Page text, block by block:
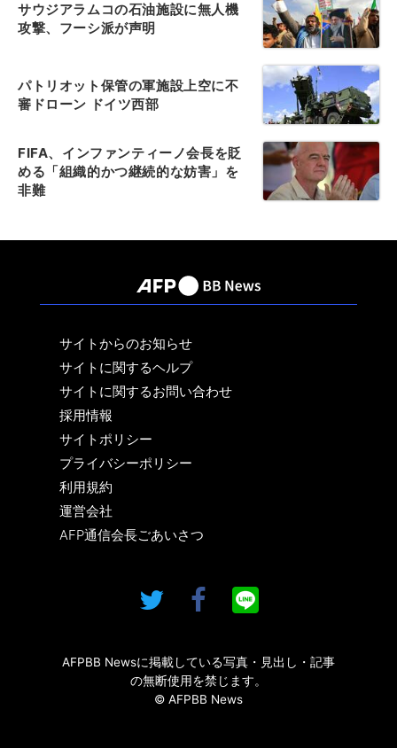
サウジアラムコの石油施設に無人機
攻撃、フーシ派が声明
パトリオット保管の軍施設上空に不
審ドローン ドイツ西部
FIFA、インファンティーノ会長を貶
める「組織的かつ継続的な妨害」を
非難
サイトからのお知らせ
サイトに関するヘルプ
サイトに関するお問い合わせ
採用情報
サイトポリシー
プライバシーポリシー
利用規約
運営会社
AFP通信会長ごあいさつ
AFPBB Newsに掲載している写真・見出し・記事
の無断使用を禁じます。
© AFPBB News